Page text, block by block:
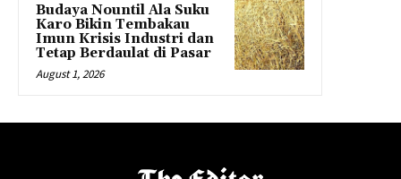
Budaya Nountil Ala Suku
Karo Bikin Tembakau
Imun Krisis Industri dan
Tetap Berdaulat di Pasar
August 1, 2026